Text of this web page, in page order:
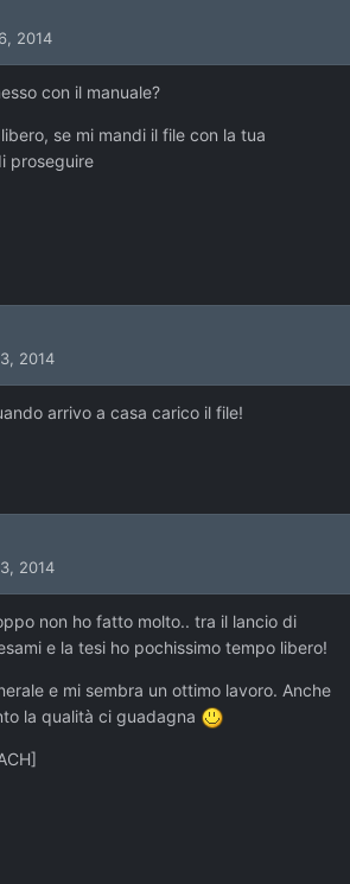
2014
con il manuale?
se mi mandi il file con la tua
proseguire
2014
arrivo a casa carico il file!
2014
non ho fatto molto.. tra il lancio di
e la tesi ho pochissimo tempo libero!
e mi sembra un ottimo lavoro. Anche
la qualità ci guadagna